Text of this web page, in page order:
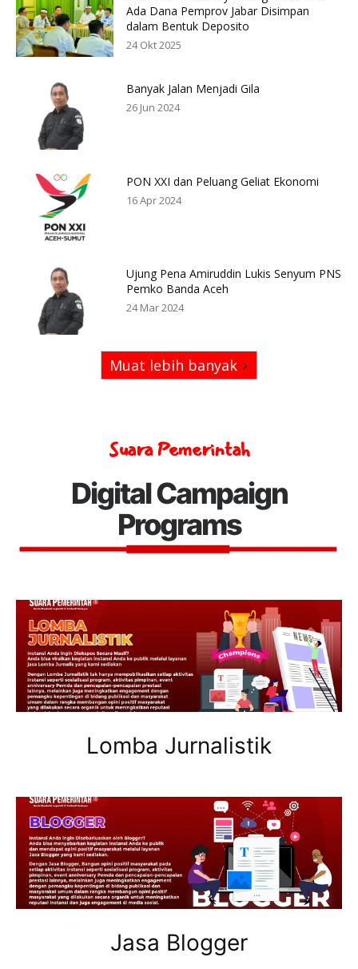
Ada Dana Pemprov Jabar Disimpan
dalam Bentuk Deposito
24 Okt 2025
Banyak Jalan Menjadi Gila
26 Jun 2024
PON XXI dan Peluang Geliat Ekonomi
16 Apr 2024
Ujung Pena Amiruddin Lukis Senyum PNS
Pemko Banda Aceh
24 Mar 2024
Muat lebih banyak
Suara Pemerintah
Digital Campaign
Programs
Lomba Jurnalistik
Jasa Blogger